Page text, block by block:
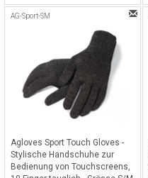
AG-Sport-SM
Agloves Sport Touch Gloves -
Stylische Handschuhe zur
Bedienung von Touchscreens,